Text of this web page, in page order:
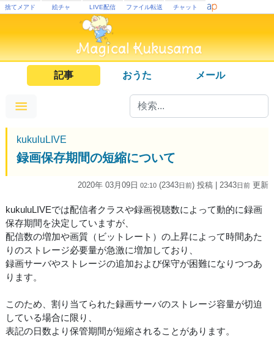
捨てメアド 絵チャ LIVE配信 ファイル転送 チャット
記事 おうた メール
kukuluLIVE
録画保存期間の短縮について
2020年 03月09日 02:10 (2343日前) 投稿 | 2343日前 更新
kukuluLIVEでは配信者クラスや録画視聴数によって動的に録画
保存期間を決定していますが、
配信数の増加や画質（ビットレート）の上昇によって時間あた
りのストレージ必要量が急激に増加しており、
録画サーバやストレージの追加および保守が困難になりつつあ
ります。
このため、割り当てられた録画サーバのストレージ容量が切迫
している場合に限り、
表記の日数より保管期間が短縮されることがあります。